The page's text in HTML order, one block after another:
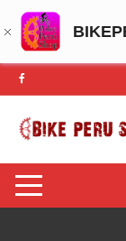
Saltar
al
contenido